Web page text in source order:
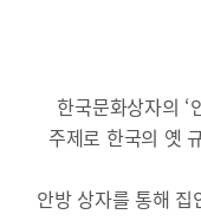
한국문화상자의 ‘
주제로 한국의 옛
안방 상자를 통해 집